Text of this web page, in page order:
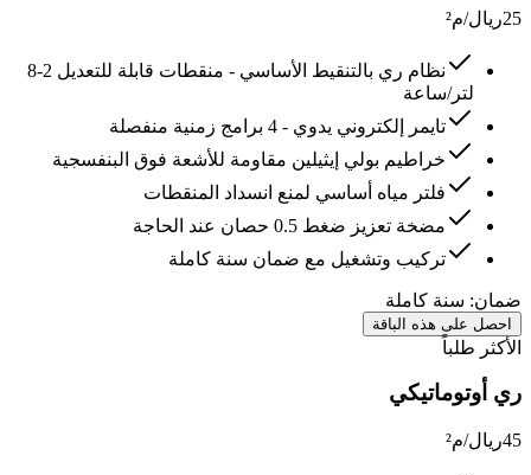
25ريال/م²
نظام ري بالتنقيط الأساسي - منقطات قابلة للتعديل 2-8
لتر/ساعة
تايمر إلكتروني يدوي - 4 برامج زمنية منفصلة
خراطيم بولي إيثيلين مقاومة للأشعة فوق البنفسجية
فلتر مياه أساسي لمنع انسداد المنقطات
مضخة تعزيز ضغط 0.5 حصان عند الحاجة
تركيب وتشغيل مع ضمان سنة كاملة
ضمان: سنة كاملة
احصل على هذه الباقة
الأكثر طلباً
ري أوتوماتيكي
45ريال/م²